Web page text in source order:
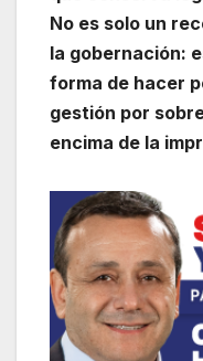
No es solo un
la gobernación:
forma de hacer
gestión por
encima de la